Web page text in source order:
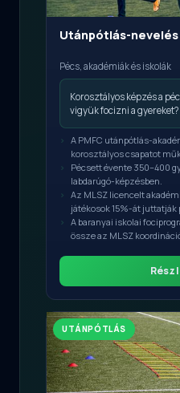
Utánpótlás-nevelés
Pécs, akadémiák és iskolák
Korosztályos képzés a
vigyük focizni a gyereket?
A PMFC utánpótlás-
korosztályos csapatot
Pécsett évente 350–400
labdarúgó-képzésben.
Az MLSZ licencelt
játékosok 15%-át juttatják
A baranyai iskolai
össze az MLSZ
UTÁNPÓTLÁS